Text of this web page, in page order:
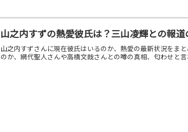
山之内すずの熱愛彼氏は？三山凌輝との報
山之内すずさんに現在彼氏はいるのか、熱愛の最新状況をま
のか、網代聖人さんや高橋文哉さんとの噂の真相、匂わせと